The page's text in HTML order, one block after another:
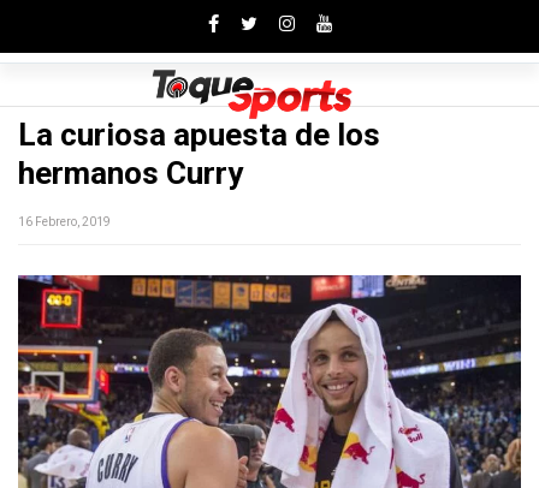
La curiosa apuesta de los
hermanos Curry
16 Febrero, 2019